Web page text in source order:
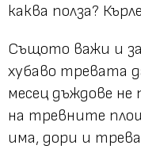
каква полза?
Същото важи и за
хубаво тревата
месец дъждове
на тревните
има, дори и